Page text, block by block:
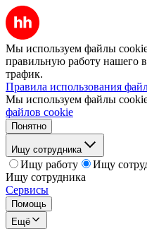
Мы используем файлы
правильную работу нашего
трафик.
Правила использования
Мы используем файлы
файлов cookie
Понятно
Ищу сотрудника
Ищу работу
Ищу
Ищу сотрудника
Сервисы
Помощь
Ещё